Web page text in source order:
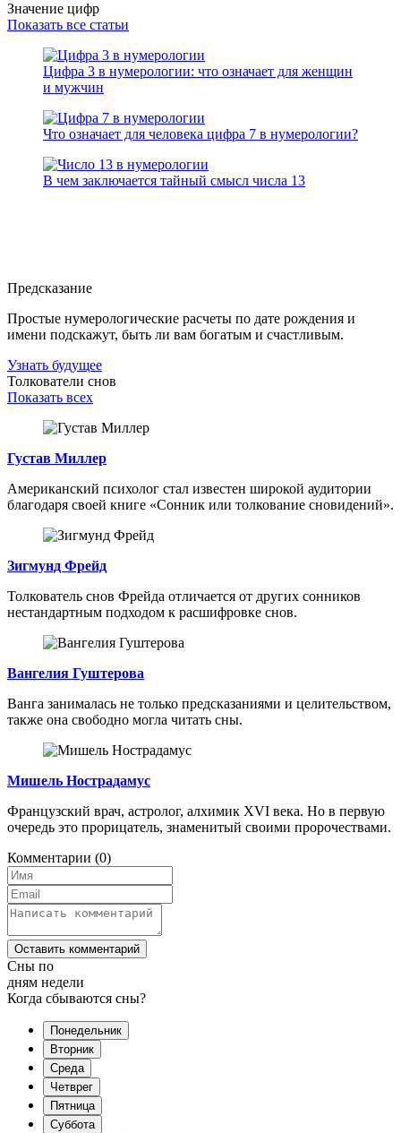
Значение цифр
Показать все статьи
Цифра 3 в нумерологии: что означает для женщин
и мужчин
Что означает для человека цифра 7 в нумерологии?
В чем заключается тайный смысл числа 13
Предсказание
Простые нумерологические расчеты по дате рождения и
имени подскажут, быть ли вам богатым и счастливым.
Узнать будущее
Толкователи снов
Показать всех
Густав Миллер
Американский психолог стал известен широкой аудитории
благодаря своей книге «Сонник или толкование сновидений».
Зигмунд Фрейд
Толкователь снов Фрейда отличается от других сонников
нестандартным подходом к расшифровке снов.
Вангелия Гуштерова
Ванга занималась не только предсказаниями и целительством,
также она свободно могла читать сны.
Мишель Нострадамус
Французский врач, астролог, алхимик XVI века. Но в первую
очередь это прорицатель, знаменитый своими пророчествами.
Комментарии (0)
Оставить комментарий
Сны по
дням недели
Когда сбываются сны?
Понедельник
Вторник
Среда
Четврег
Пятница
Суббота